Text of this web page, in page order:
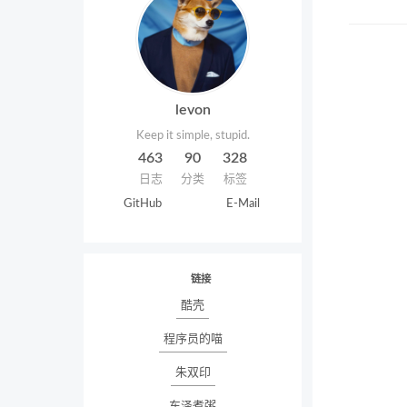
levon
Keep it simple, stupid.
463
日志
90
分类
328
标签
GitHub E-Mail
链接
酷壳
程序员的喵
朱双印